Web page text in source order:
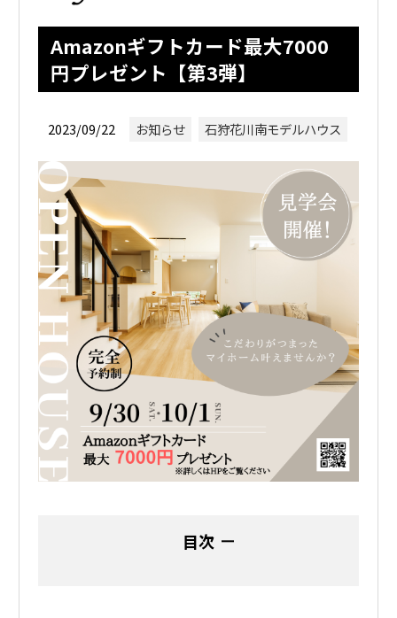
Amazonギフトカード最大7000
円プレゼント【第3弾】
2023/09/22 お知らせ 石狩花川南モデルハウス
目次